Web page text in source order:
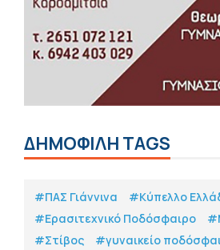
ΔΗΜΟΦΙΛΗ TAGS
#ΠΑΣ Γιάννινα
#Κύπελλο
#Eρασιτεχνικό Ποδόσφαιρο
#Στίβος
#γυναικείο